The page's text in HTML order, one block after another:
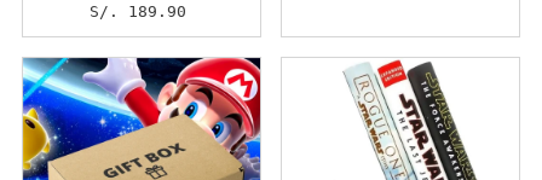
Precio
normal
S/. 189.90